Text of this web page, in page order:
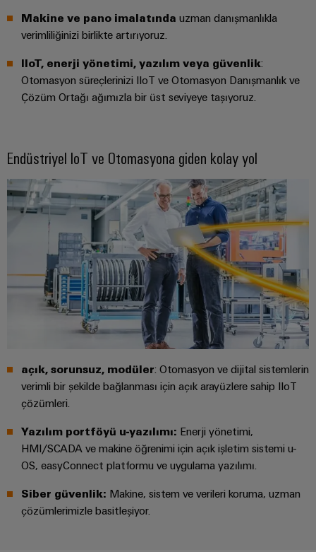
için
çözümler
Veri
Merkezi
Veri
merkezleri
ürünler
verimli,
güvenilir,
ölçeklenebilir
İş
Yeri
&
Aksesuarlar
makineler
Yazılım
Markalama
Endüstriyel
yazıcılar
Endüstriyel
aydınlatma
Altyapısı
Hizmeti
Montaja
klemens
rayları
Makine ve pano imalatında uzman danışmanlıkla
verimliliğinizi birlikte artırıyoruz.
IIoT, enerji yönetimi, yazılım veya güvenlik:
Otomasyon süreçlerinizi IIoT ve Otomasyon Danışmanlık ve
Çözüm Ortağı ağımızla bir üst seviyeye taşıyoruz.
Endüstriyel IoT ve Otomasyona giden kolay yol
açık, sorunsuz, modüler: Otomasyon ve dijital sistemlerin
verimli bir şekilde bağlanması için açık arayüzlere sahip IIoT
çözümleri.
Yazılım portföyü u-yazılımı: Enerji yönetimi,
HMI/SCADA ve makine öğrenimi için açık işletim sistemi u-
OS, easyConnect platformu ve uygulama yazılımı.
Siber güvenlik: Makine, sistem ve verileri koruma, uzman
çözümlerimizle basitleşiyor.